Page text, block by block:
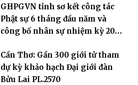
GHPGVN tỉnh sơ kết công tác
Phật sự 6 tháng đầu năm và
công bố nhân sự nhiệm kỳ 2026
Cần Thơ: Gần 300 giới tử tham
dự kỳ khảo hạch Đại giới đàn
Bửu Lai PL.2570